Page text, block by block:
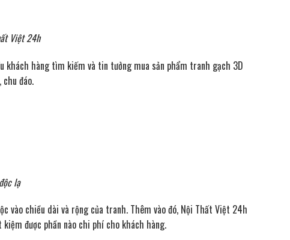
Việt 24h
khách hàng tìm kiếm và tin tưởng mua sản phẩm tranh gạch 3D
đáo.
lạ
vào chiều dài và rộng của tranh. Thêm vào đó, Nội Thất Việt 24h
được phần nào chi phí cho khách hàng.